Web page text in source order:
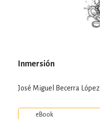
Inmersión
José Miguel Becerra López
eBook